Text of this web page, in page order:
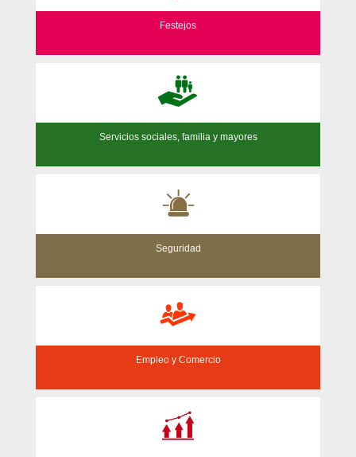
Festejos
Servicios sociales, familia y mayores
Seguridad
Empleo y Comercio